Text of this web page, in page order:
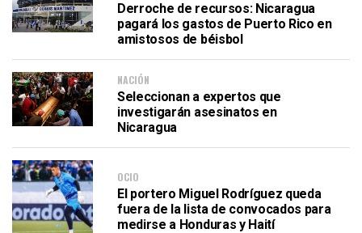
Derroche de recursos: Nicaragua
pagará los gastos de Puerto Rico en
amistosos de béisbol
NACIÓN
Seleccionan a expertos que
investigarán asesinatos en
Nicaragua
OCIO
El portero Miguel Rodríguez queda
fuera de la lista de convocados para
medirse a Honduras y Haití